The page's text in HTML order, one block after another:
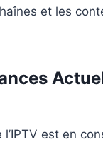
et les
l’IPTV est en